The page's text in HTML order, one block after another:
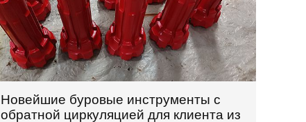
Новейшие буровые инструменты с
обратной циркуляцией для клиента из